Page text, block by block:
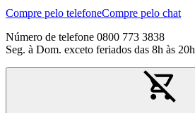
Compre pelo telefoneCompre pelo chat
Número de telefone 0800 773 3838
Seg. à Dom. exceto feriados das 8h às 20h